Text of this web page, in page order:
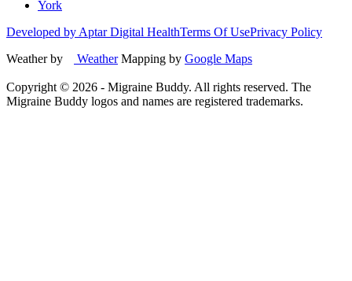
York
Developed by Aptar Digital HealthTerms Of UsePrivacy Policy
Weather by
WeatherMapping by Google Maps
Copyright © 2026 - Migraine Buddy. All rights reserved. The
Migraine Buddy logos and names are registered trademarks.